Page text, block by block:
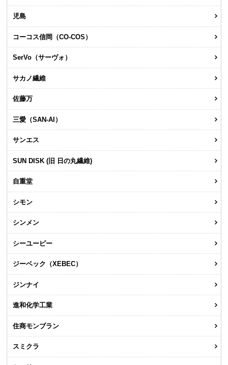
児島
コーコス信岡（CO-COS）
SerVo（サーヴォ）
サカノ繊維
佐藤万
三愛（SAN-AI）
サンエス
SUN DISK (旧 日の丸繊維)
自重堂
シモン
シンメン
シーユーピー
ジーベック（XEBEC）
ジンナイ
進和化学工業
住商モンブラン
スミクラ